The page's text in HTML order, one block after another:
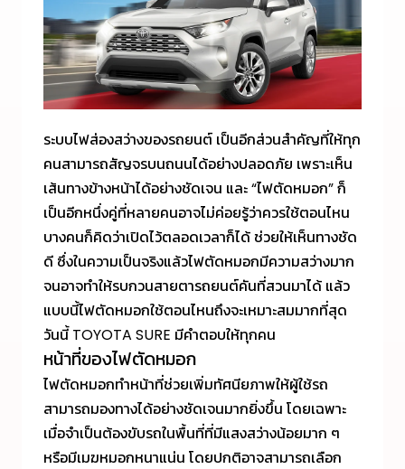
ระบบไฟส่องสว่างของรถยนต์ เป็นอีกส่วนสำคัญที่ให้ทุก
คนสามารถสัญจรบนถนนได้อย่างปลอดภัย เพราะเห็น
เส้นทางข้างหน้าได้อย่างชัดเจน และ “ไฟตัดหมอก” ก็
เป็นอีกหนึ่งคู่ที่หลายคนอาจไม่ค่อยรู้ว่าควรใช้ตอนไหน
บางคนก็คิดว่าเปิดไว้ตลอดเวลาก็ได้ ช่วยให้เห็นทางชัด
ดี ซึ่งในความเป็นจริงแล้วไฟตัดหมอกมีความสว่างมาก
จนอาจทำให้รบกวนสายตารถยนต์คันที่สวนมาได้ แล้ว
แบบนี้ไฟตัดหมอกใช้ตอนไหนถึงจะเหมาะสมมากที่สุด
วันนี้ TOYOTA SURE มีคำตอบให้ทุกคน
หน้าที่ของไฟตัดหมอก
ไฟตัดหมอกทำหน้าที่ช่วยเพิ่มทัศนียภาพให้ผู้ใช้รถ
สามารถมองทางได้อย่างชัดเจนมากยิ่งขึ้น โดยเฉพาะ
เมื่อจำเป็นต้องขับรถในพื้นที่ที่มีแสงสว่างน้อยมาก ๆ
หรือมีเมฆหมอกหนาแน่น โดยปกติอาจสามารถเลือก